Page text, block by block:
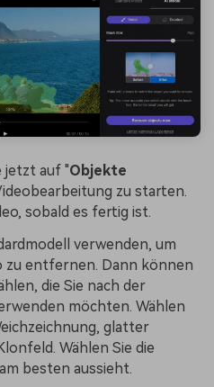
jetzt auf "Objekte
zu starten.
sobald es fertig ist.
verwenden, um
zu entfernen. Dann können
die Sie nach der
möchten. Wählen
glatter
Wählen Sie die
besten aussieht.